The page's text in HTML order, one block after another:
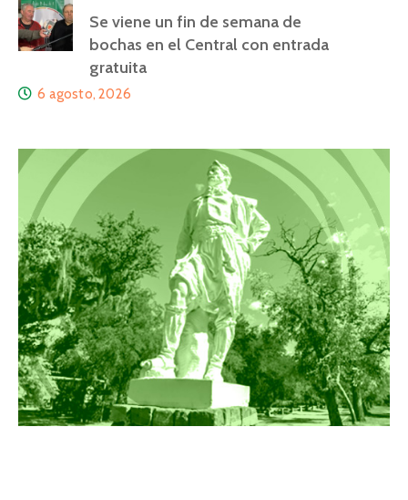
Se viene un fin de semana de
bochas en el Central con entrada
gratuita
6 agosto, 2026